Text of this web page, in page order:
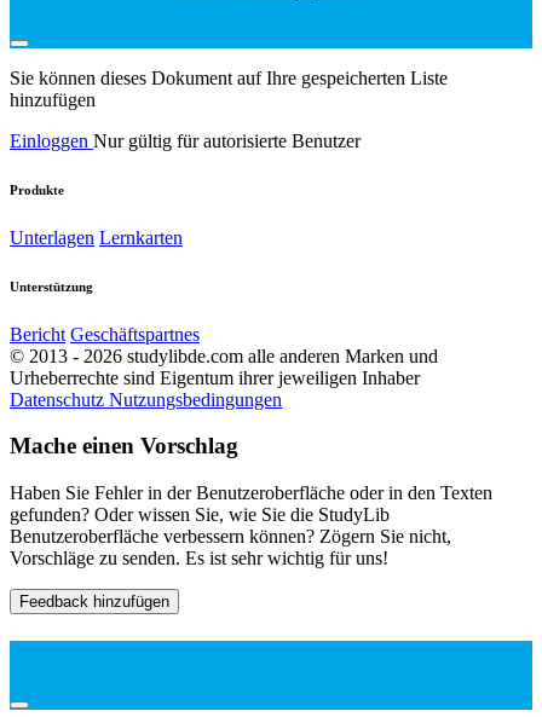
Sie können dieses Dokument auf Ihre gespeicherten Liste
hinzufügen
Einloggen Nur gültig für autorisierte Benutzer
Produkte
Unterlagen Lernkarten
Unterstützung
Bericht Geschäftspartnes
© 2013 - 2026 studylibde.com alle anderen Marken und
Urheberrechte sind Eigentum ihrer jeweiligen Inhaber
Datenschutz Nutzungsbedingungen
Mache einen Vorschlag
Haben Sie Fehler in der Benutzeroberfläche oder in den Texten
gefunden? Oder wissen Sie, wie Sie die StudyLib
Benutzeroberfläche verbessern können? Zögern Sie nicht,
Vorschläge zu senden. Es ist sehr wichtig für uns!
Feedback hinzufügen